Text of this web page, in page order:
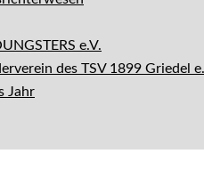
e.V.
des TSV 1899 Griedel
Jahr